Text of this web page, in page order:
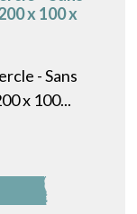
x 100 x
- Sans
x 100...